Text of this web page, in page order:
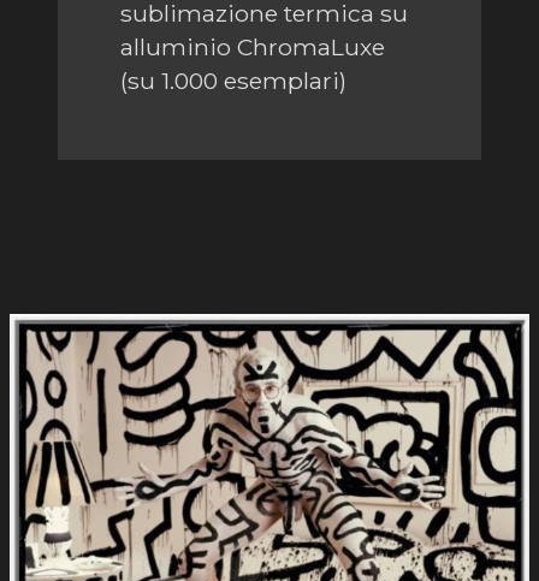
sublimazione termica su
alluminio ChromaLuxe
(su 1.000 esemplari)